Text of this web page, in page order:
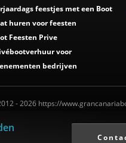
feestjes met een Boot
huren voor feesten
Feesten Prive
voor
bedrijven
- 2026 https://
I-0004012.1